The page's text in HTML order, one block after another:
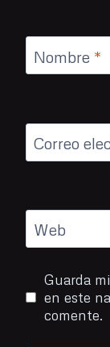
Nombre *
Correo
Web
Guarda
en este
comente.